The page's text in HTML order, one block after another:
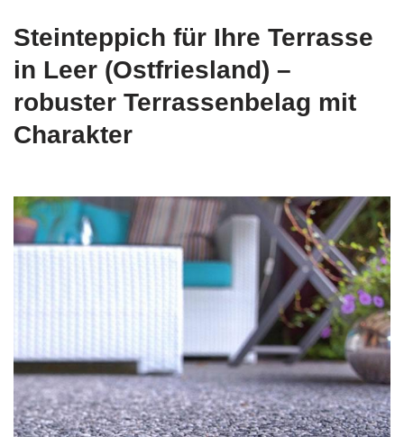
Steinteppich für Ihre Terrasse
in Leer (Ostfriesland) –
robuster Terrassenbelag mit
Charakter